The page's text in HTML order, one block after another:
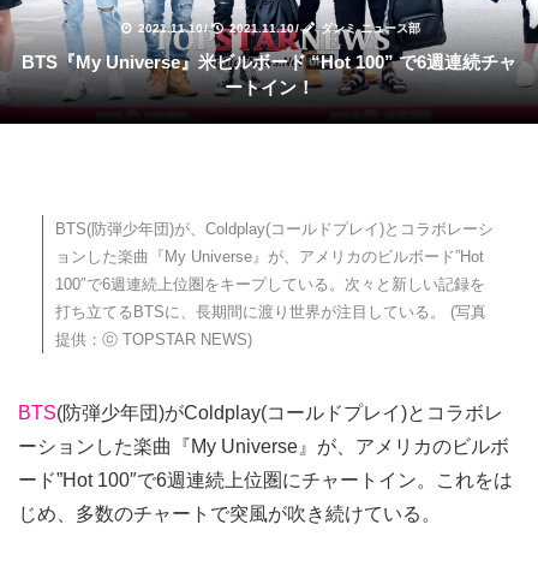
2021.11.10/ 2021.11.10/ ダンミ ニュース部
BTS『My Universe』米ビルボード “Hot 100” で6週連続チャ
ートイン！
BTS(防弾少年団)が、Coldplay(コールドプレイ)とコラボレーシ
ョンした楽曲『My Universe』が、アメリカのビルボード”Hot
100″で6週連続上位圏をキープしている。次々と新しい記録を
打ち立てるBTSに、長期間に渡り世界が注目している。 (写真
提供：ⓒ TOPSTAR NEWS)
BTS(防弾少年団)がColdplay(コールドプレイ)とコラボレ
ーションした楽曲『My Universe』が、アメリカのビルボ
ード”Hot 100″で6週連続上位圏にチャートイン。これをは
じめ、多数のチャートで突風が吹き続けている。